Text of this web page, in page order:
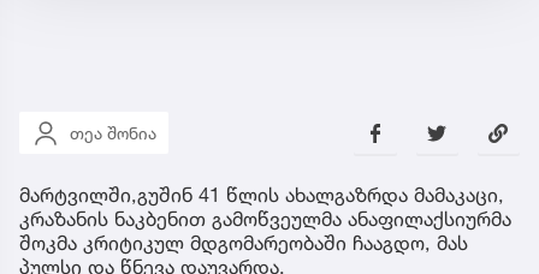
თეა შონია
მარტვილში,გუშინ 41 წლის ახალგაზრდა მამაკაცი,
კრაზანის ნაკბენით გამოწვეულმა ანაფილაქსიურმა
შოკმა კრიტიკულ მდგომარეობაში ჩააგდო, მას
პულსი და წნევა დაუვარდა.